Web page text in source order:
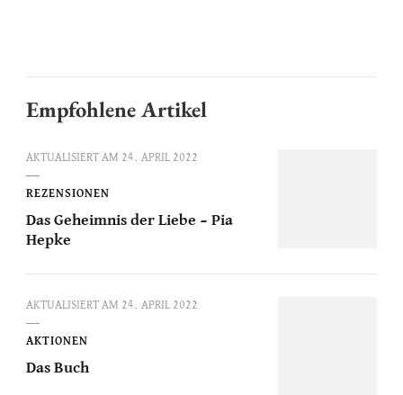
Empfohlene Artikel
AKTUALISIERT AM 24. APRIL 2022
REZENSIONEN
Das Geheimnis der Liebe – Pia
Hepke
AKTUALISIERT AM 24. APRIL 2022
AKTIONEN
Das Buch